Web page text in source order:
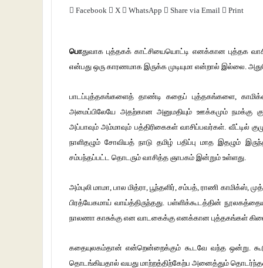
Facebook X WhatsApp Share via Email Print
பொதுவாக புத்தகக் காட்சியையொட்டி எனக்கான புத்தக
என்பது ஒரு காரணமாக இருக்க முடியுமா என்றால் இல்லை.
பாடப்புத்தகங்களைத் தாண்டி கதைப் புத்தகங்களை,
அமைப்பிலேயே அதற்கான அனுமதியும் ஊக்கமும் நமக்கு
அப்பாவும் அம்மாவும் பத்திரிகைகள் வாசிப்பவர்கள். வீட்டில்
நாளிதழும் சோவியத் நாடு தமிழ் பதிப்பு மாத இதழும்
சம்பந்தப்பட்ட தொடரும் வாசித்த ஞாபகம் இன்றும் உள்ளது.
அம்புலி மாமா, பால மித்ரா, பூந்தளிர், சம்பத், ராணி காமிக்ஸ்,
பிரத்யேகமாய் வாய்த்திருந்தது. பள்ளிக்கூடத்தின்
நாலணா காசுக்கு என வாடகைக்கு எனக்கான புத்தகங்கள்
கதையுலகம்தான் என்றென்றைக்கும் கூடவே வந்த ஒன்று.
தொடங்கியதால் வயது மாற்றத்திற்கேற்ப அனைத்தும்